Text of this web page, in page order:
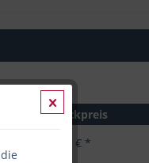
Stückpreis
3,45 € *